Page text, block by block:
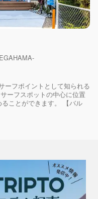
ーフポイントとして知られる
ーフスポットの中心に位置
ことができます。 【バル